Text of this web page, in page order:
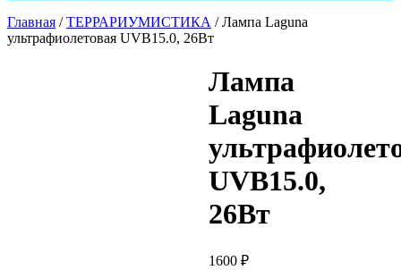
Главная /ТЕРРАРИУМИСТИКА / Лампа Laguna
ультрафиолетовая UVB15.0, 26Вт
Лампа
Laguna
UVB15.0,
26Вт
1600 ₽